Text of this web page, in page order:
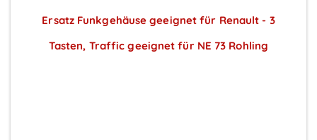
Ersatz Funkgehäuse geeignet für Renault - 3
Tasten, Traffic geeignet für NE 73 Rohling